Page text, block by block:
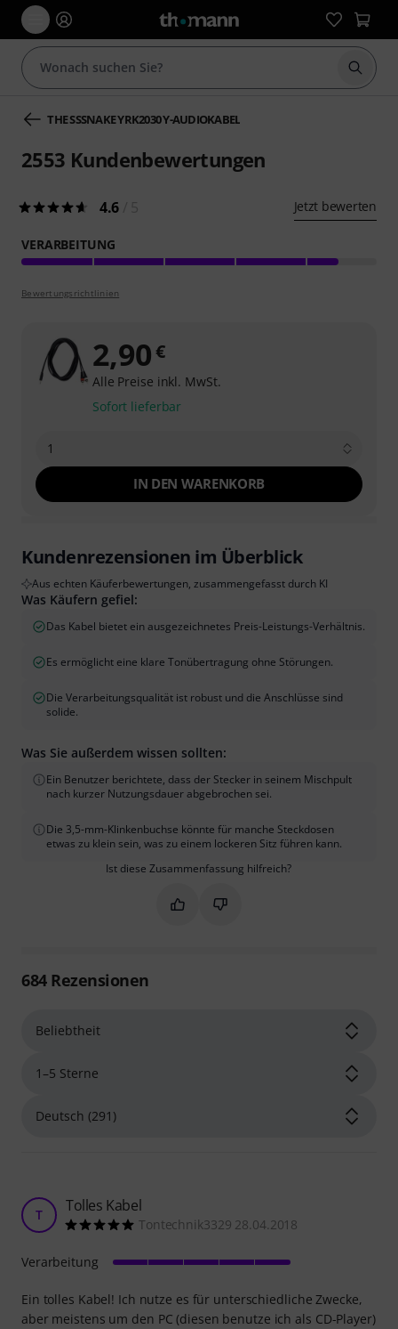
Suche
THE SSSNAKE YRK2030 Y-AUDIOKABEL
2553 Kundenbewertungen
4.6 Jetzt bewerten
VERARBEITUNG
Bewertungsrichtlinien
2,90 €
Alle Preise inkl. MwSt.
Sofort lieferbar
1
IN DEN WARENKORB
Kundenrezensionen im Überblick
Aus echten Käuferbewertungen, zusammengefasst durch KI
Was Käufern gefiel:
Das Kabel bietet ein ausgezeichnetes Preis-Leistungs-Verhältnis.
Es ermöglicht eine klare Tonübertragung ohne Störungen.
Die Verarbeitungsqualität ist robust und die Anschlüsse sind
solide.
Was Sie außerdem wissen sollten:
Ein Benutzer berichtete, dass der Stecker in seinem Mischpult
nach kurzer Nutzungsdauer abgebrochen sei.
Die 3,5-mm-Klinkenbuchse könnte für manche Steckdosen
etwas zu klein sein, was zu einem lockeren Sitz führen kann.
Ist diese Zusammenfassung hilfreich?
Markieren Sie diese
Markieren Sie diese
684Rezensionen
T Tolles Kabel
Tontechnik3329 28.04.2018
Ein tolles Kabel! Ich nutze es für unterschiedliche Zwecke,
aber meistens um den PC (diesen benutze ich als CD-Player)
Verarbeitung